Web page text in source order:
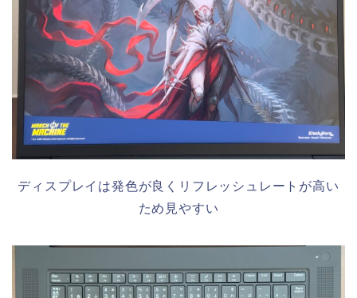
ディスプレイは発色が良くリフレッシュレートが高い
ため見やすい